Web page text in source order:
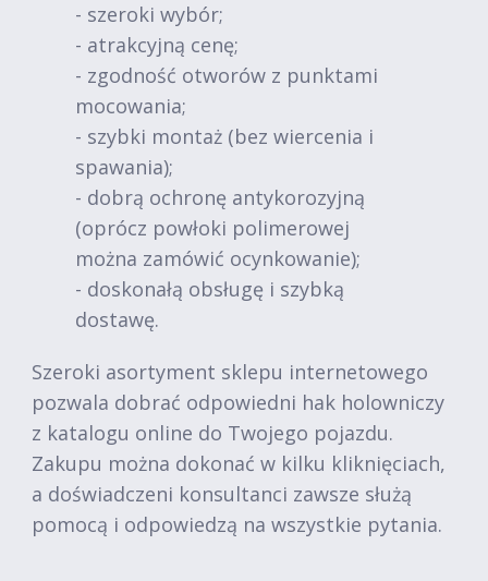
- szeroki wybór;
- atrakcyjną cenę;
- zgodność otworów z punktami
mocowania;
- szybki montaż (bez wiercenia i
spawania);
- dobrą ochronę antykorozyjną
(oprócz powłoki polimerowej
można zamówić ocynkowanie);
- doskonałą obsługę i szybką
dostawę.
Szeroki asortyment sklepu internetowego
pozwala dobrać odpowiedni hak holowniczy
z katalogu online do Twojego pojazdu.
Zakupu można dokonać w kilku kliknięciach,
a doświadczeni konsultanci zawsze służą
pomocą i odpowiedzą na wszystkie pytania.